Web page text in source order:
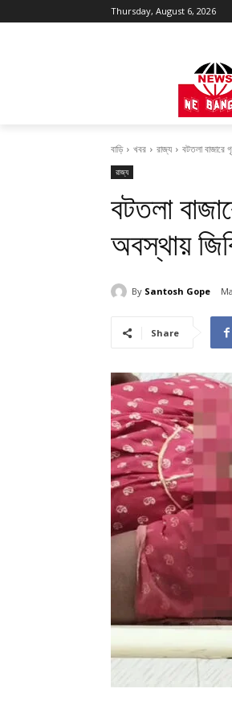
Thursday, August 6, 2026
বাড়ি খবর রাজ্য বটতলা বাজারে
রাজ্য
বটতলা
অবস্থায়
By Santosh Gope
Share